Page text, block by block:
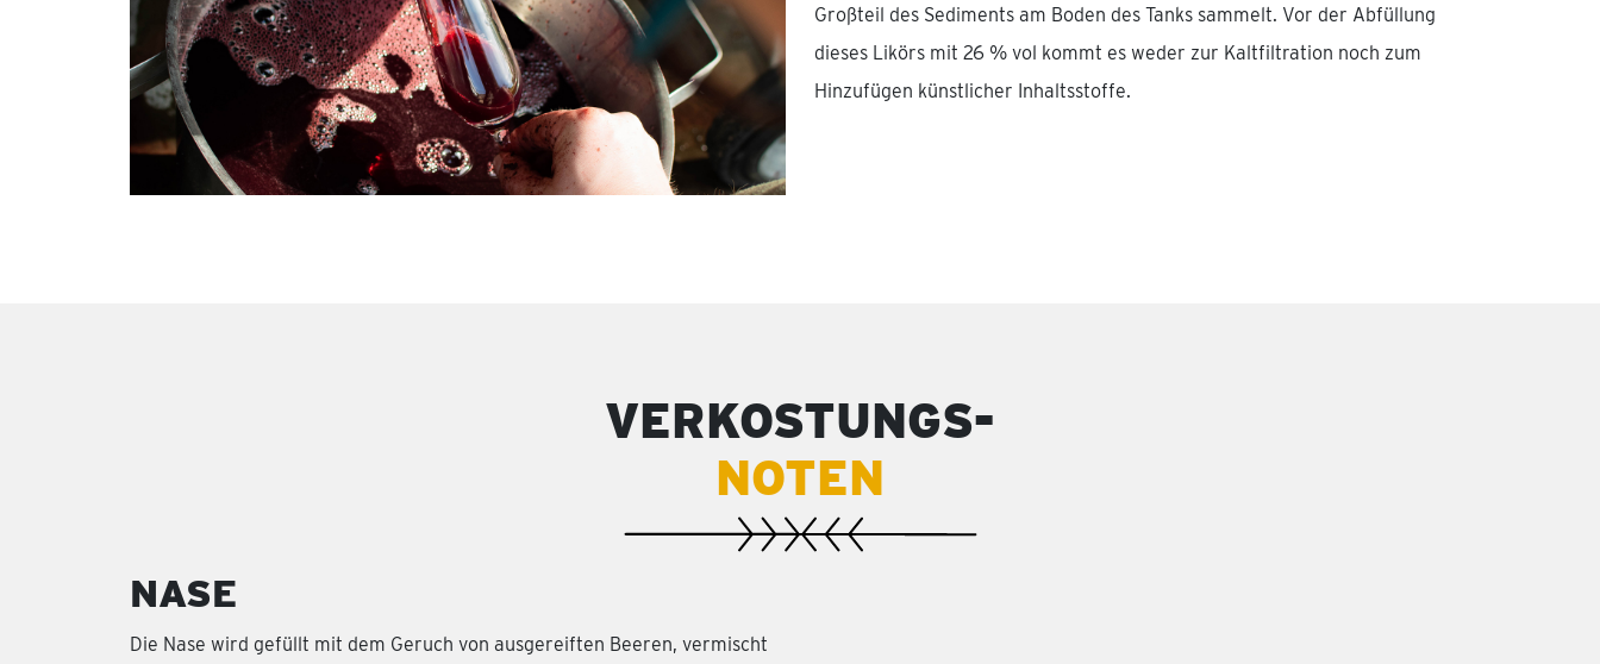
Großteil des Sediments am Boden des Tanks sammelt. Vor der Abfüllung
dieses Likörs mit 26 % vol kommt es weder zur Kaltfiltration noch zum
Hinzufügen künstlicher Inhaltsstoffe.
VERKOSTUNGS-
NOTEN
NASE
Die Nase wird gefüllt mit dem Geruch von ausgereiften Beeren, vermischt